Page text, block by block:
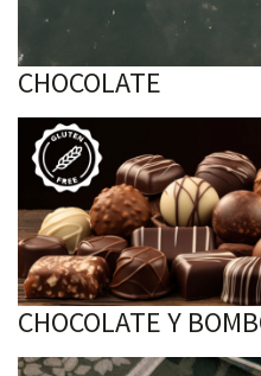
CHOCOLATE
CHOCOLATE Y